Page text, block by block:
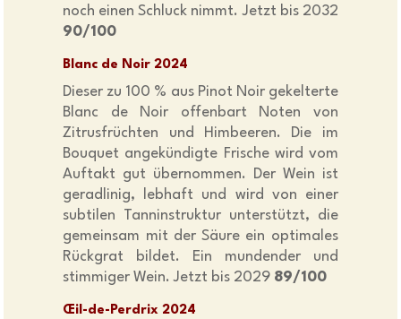
noch einen Schluck nimmt. Jetzt bis 2032
90/100
Blanc de Noir 2024
Dieser zu 100 % aus Pinot Noir gekelterte
Blanc de Noir offenbart Noten von
Zitrusfrüchten und Himbeeren. Die im
Bouquet angekündigte Frische wird vom
Auftakt gut übernommen. Der Wein ist
geradlinig, lebhaft und wird von einer
subtilen Tanninstruktur unterstützt, die
gemeinsam mit der Säure ein optimales
Rückgrat bildet. Ein mundender und
stimmiger Wein. Jetzt bis 2029 89/100
Œil-de-Perdrix 2024